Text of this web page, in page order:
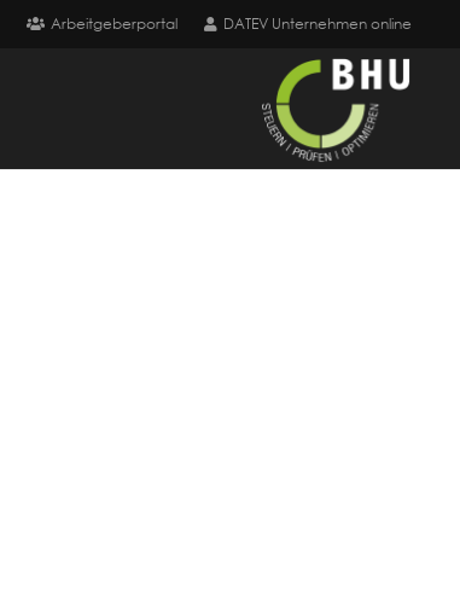
Arbeitgeberportal DATEV Unternehmen online